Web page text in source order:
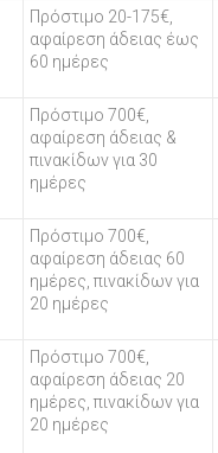
Πρόστιμο 20-175€,
αφαίρεση άδειας έως
60 ημέρες
Πρόστιμο 700€,
αφαίρεση άδειας &
πινακίδων για 30
ημέρες
Πρόστιμο 700€,
αφαίρεση άδειας 60
ημέρες, πινακίδων για
20 ημέρες
Πρόστιμο 700€,
αφαίρεση άδειας 20
ημέρες, πινακίδων για
20 ημέρες